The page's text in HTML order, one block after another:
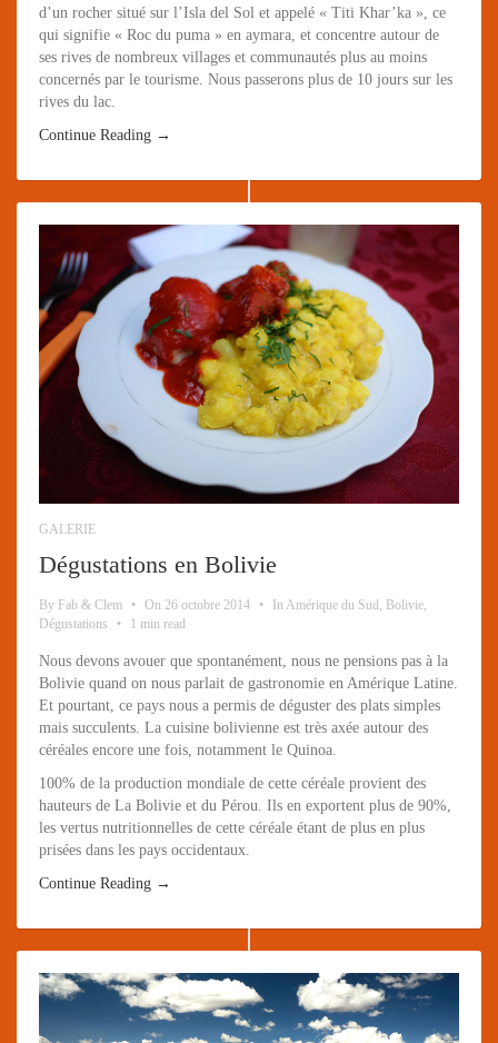
d’un rocher situé sur l’Isla del Sol et appelé « Titi Khar’ka », ce
qui signifie « Roc du puma » en aymara, et concentre autour de
ses rives de nombreux villages et communautés plus au moins
concernés par le tourisme. Nous passerons plus de 10 jours sur les
rives du lac.
Continue Reading →
GALERIE
Dégustations en Bolivie
By Fab & Clem • On 26 octobre 2014 • InAmérique du Sud , Bolivie,
Dégustations
• 1 min read
Nous devons avouer que spontanément, nous ne pensions pas à la
Bolivie quand on nous parlait de gastronomie en Amérique Latine.
Et pourtant, ce pays nous a permis de déguster des plats simples
mais succulents. La cuisine bolivienne est très axée autour des
céréales encore une fois, notamment le Quinoa.
100% de la production mondiale de cette céréale provient des
hauteurs de La Bolivie et du Pérou. Ils en exportent plus de 90%,
les vertus nutritionnelles de cette céréale étant de plus en plus
prisées dans les pays occidentaux.
Continue Reading →